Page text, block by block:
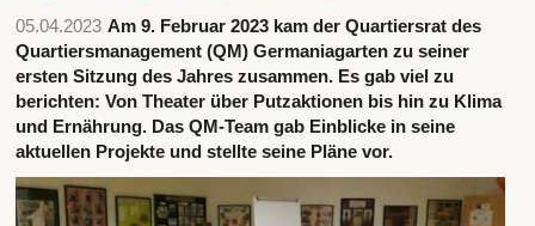
05.04.2023 Am 9. Februar 2023 kam der Quartiersrat des
Quartiersmanagement (QM) Germaniagarten zu seiner
ersten Sitzung des Jahres zusammen. Es gab viel zu
berichten: Von Theater über Putzaktionen bis hin zu Klima
und Ernährung. Das QM-Team gab Einblicke in seine
aktuellen Projekte und stellte seine Pläne vor.